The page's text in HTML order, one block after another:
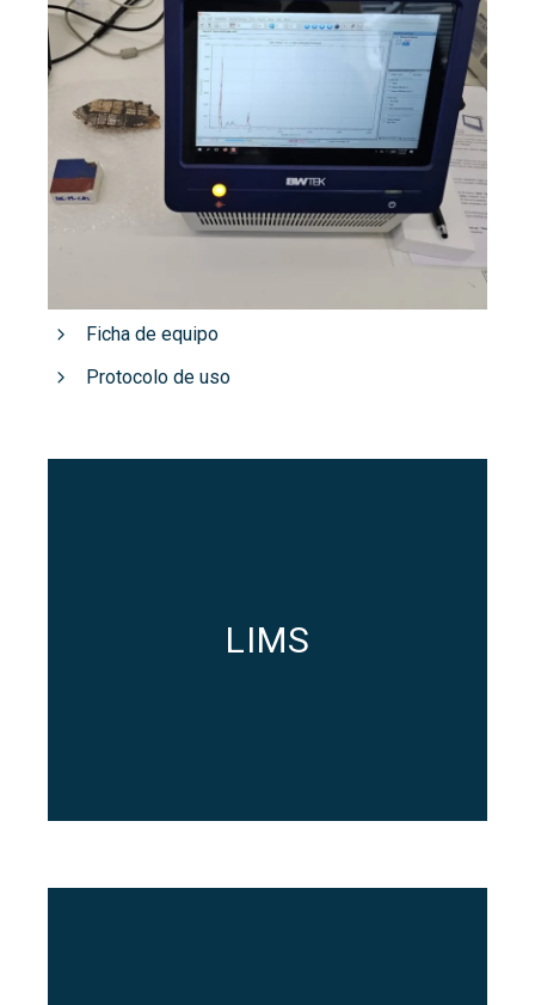
Ficha de equipo
Protocolo de uso
LIMS